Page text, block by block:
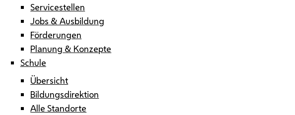
Servicestellen
Jobs & Ausbildung
Förderungen
Planung & Konzepte
Schule
Übersicht
Bildungsdirektion
Alle Standorte